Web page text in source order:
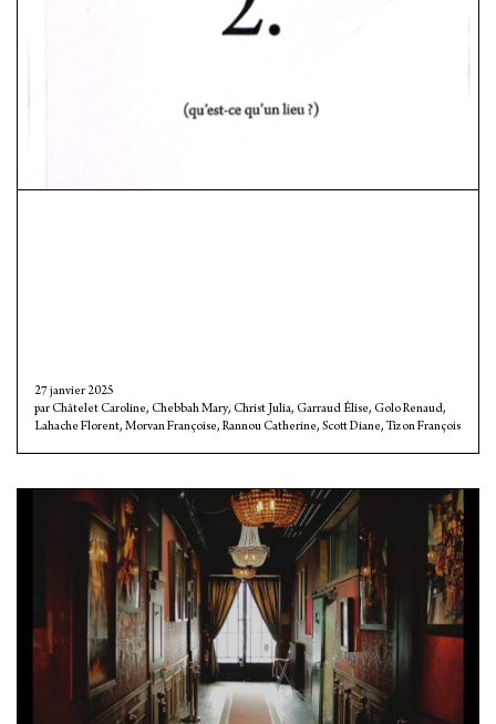
27 janvier 2025
Châtelet Caroline, Chebbah Mary, Christ Julia, Garraud Élise, Golo Renaud,
Lahache Florent, Morvan Françoise, Rannou Catherine, Scott Diane, Tizon François